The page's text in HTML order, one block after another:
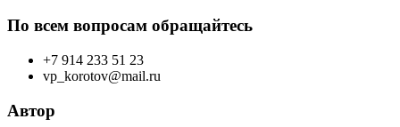
По всем вопросам обращайтесь
+7 914 233 51 23
vp_korotov@mail.ru
Автор